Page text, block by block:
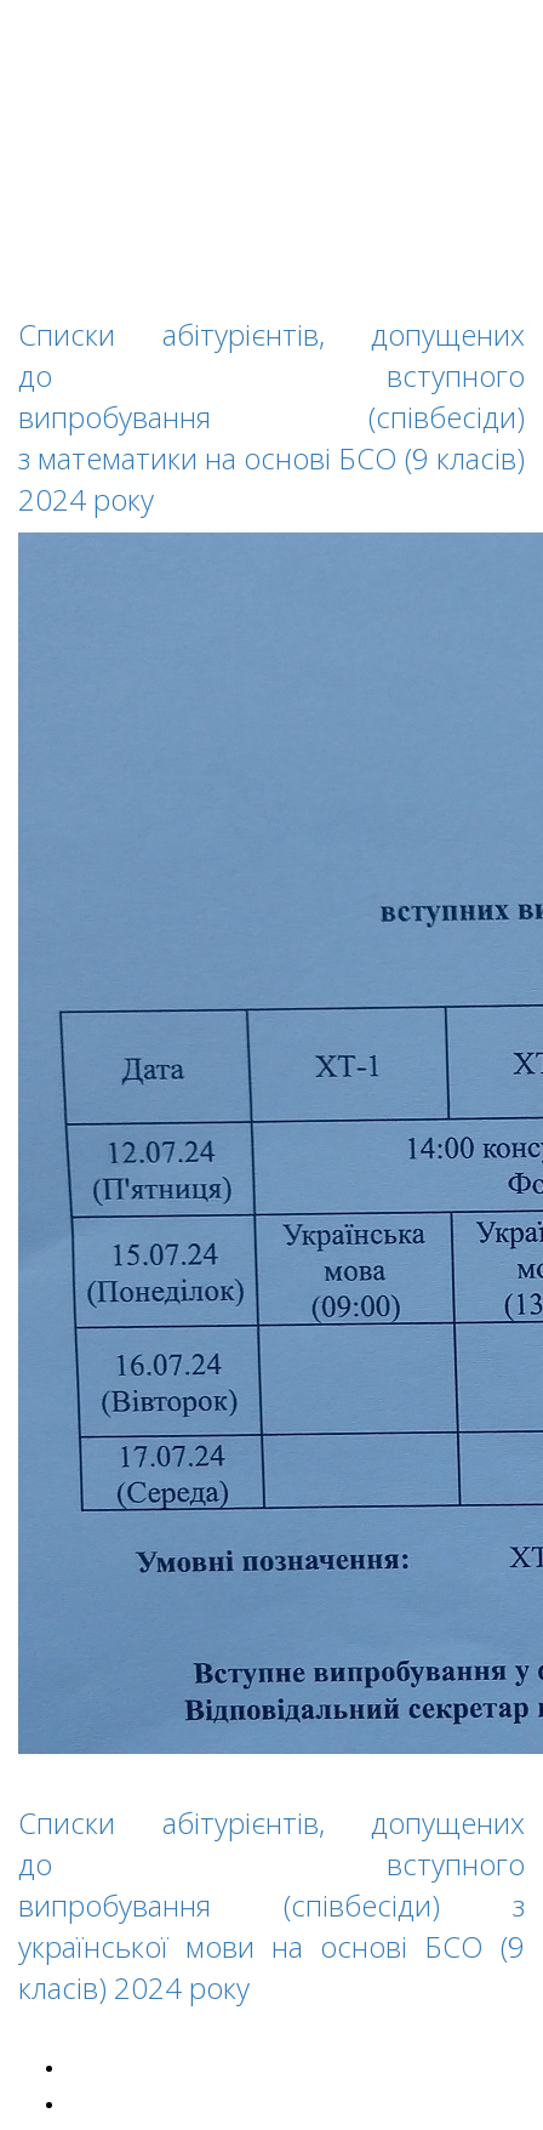
Списки абітурієнтів, допущених
до вступного
випробування (співбесіди)
з математики на основі БСО (9 класів)
2024 року
Списки абітурієнтів, допущених
до вступного
випробування (співбесіди) з
української мови на основі БСО (9
класів) 2024 року